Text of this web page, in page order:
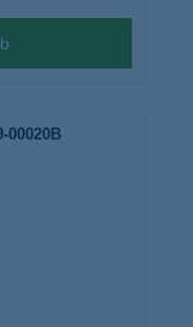
00020B